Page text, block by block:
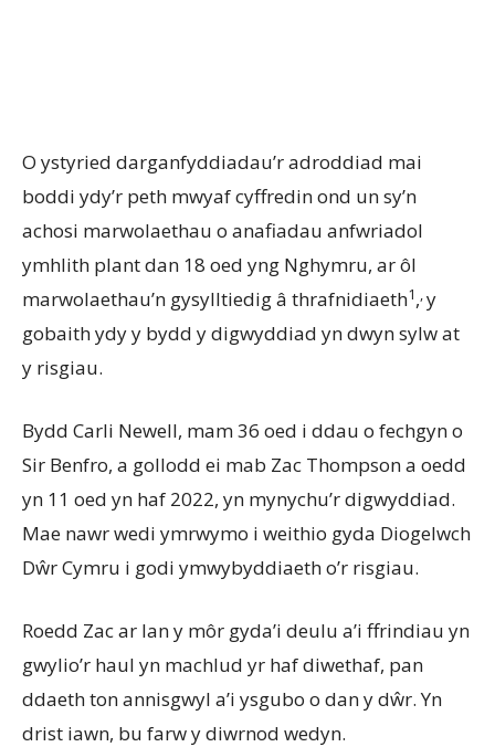
O ystyried darganfyddiadau’r adroddiad mai
boddi ydy’r peth mwyaf cyffredin ond un sy’n
achosi marwolaethau o anafiadau anfwriadol
ymhlith plant dan 18 oed yng Nghymru, ar ôl
marwolaethau’n gysylltiedig â thrafnidiaeth1,,y
gobaith ydy y bydd y digwyddiad yn dwyn sylw at
y risgiau.
Bydd Carli Newell, mam 36 oed i ddau o fechgyn o
Sir Benfro, a gollodd ei mab Zac Thompson a oedd
yn 11 oed yn haf 2022, yn mynychu’r digwyddiad.
Mae nawr wedi ymrwymo i weithio gyda Diogelwch
Dŵr Cymru i godi ymwybyddiaeth o’r risgiau.
Roedd Zac ar lan y môr gyda’i deulu a’i ffrindiau yn
gwylio’r haul yn machlud yr haf diwethaf, pan
ddaeth ton annisgwyl a’i ysgubo o dan y dŵr. Yn
drist iawn, bu farw y diwrnod wedyn.